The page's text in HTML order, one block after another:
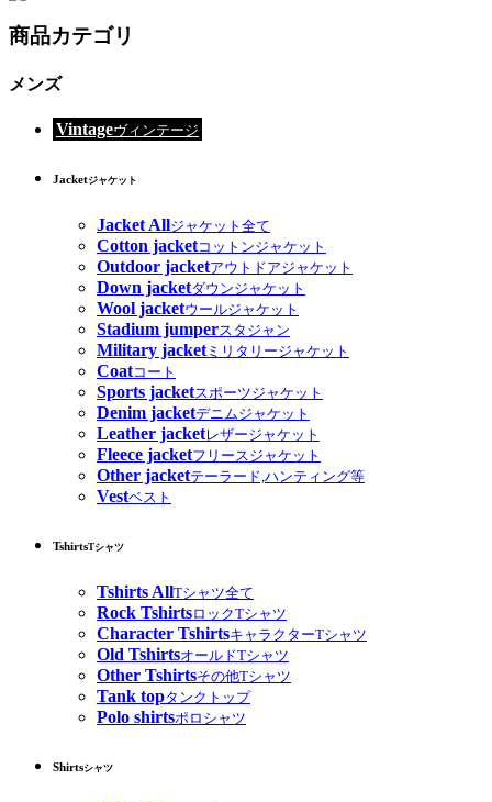
商品カテゴリ
メンズ
Vintageヴィンテージ
Jacketジャケット
Jacket Allジャケット全て
Cotton jacketコットンジャケット
Outdoor jacketアウトドアジャケット
Down jacketダウンジャケット
Wool jacketウールジャケット
Stadium jumperスタジャン
Military jacketミリタリージャケット
Coatコート
Sports jacketスポーツジャケット
Denim jacketデニムジャケット
Leather jacketレザージャケット
Fleece jacketフリースジャケット
Other jacketテーラード,ハンティング等
Vestベスト
TshirtsTシャツ
Tshirts AllTシャツ全て
Rock TshirtsロックTシャツ
Character TshirtsキャラクターTシャツ
Old TshirtsオールドTシャツ
Other Tshirtsその他Tシャツ
Tank topタンクトップ
Polo shirtsポロシャツ
Shirtsシャツ